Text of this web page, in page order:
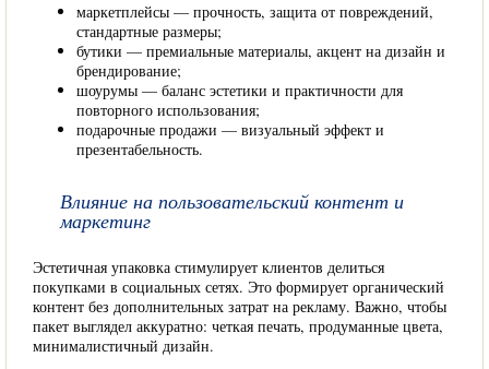
маркетплейсы — прочность, защита от повреждений,
стандартные размеры;
бутики — премиальные материалы, акцент на дизайн и
брендирование;
шоурумы — баланс эстетики и практичности для
повторного использования;
подарочные продажи — визуальный эффект и
презентабельность.
Влияние на пользовательский контент и
маркетинг
Эстетичная упаковка стимулирует клиентов делиться
покупками в социальных сетях. Это формирует органический
контент без дополнительных затрат на рекламу. Важно, чтобы
пакет выглядел аккуратно: четкая печать, продуманные цвета,
минималистичный дизайн.